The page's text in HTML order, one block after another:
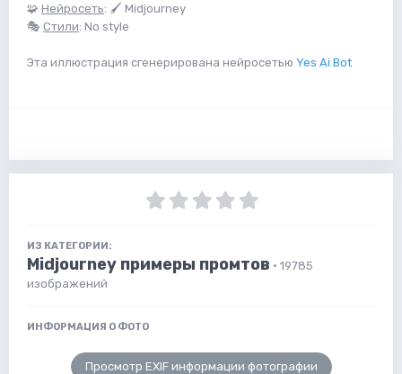
🧩 Нейросеть: 🖌 Midjourney
🎭 Стили: No style
Эта иллюстрация сгенерирована нейросетью Yes Ai Bot
ИЗ КАТЕГОРИИ:
Midjourney примеры промтов · 19785
изображений
ИНФОРМАЦИЯ О ФОТО
Просмотр EXIF информации фотографии